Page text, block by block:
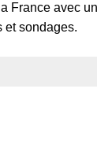
France avec
et sondages.